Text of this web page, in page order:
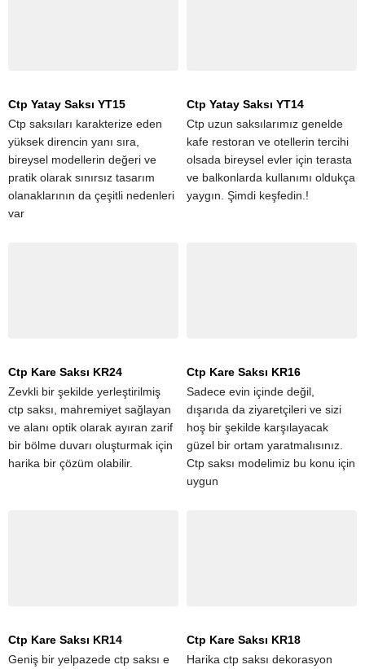
Ctp Yatay Saksı YT15
Ctp saksıları karakterize eden
yüksek direncin yanı sıra,
bireysel modellerin değeri ve
pratik olarak sınırsız tasarım
olanaklarının da çeşitli nedenleri
var
Ctp Yatay Saksı YT14
Ctp uzun saksılarımız genelde
kafe restoran ve otellerin tercihi
olsada bireysel evler için terasta
ve balkonlarda kullanımı oldukça
yaygın. Şimdi keşfedin.!
Ctp Kare Saksı KR24
Zevkli bir şekilde yerleştirilmiş
ctp saksı, mahremiyet sağlayan
ve alanı optik olarak ayıran zarif
bir bölme duvarı oluşturmak için
harika bir çözüm olabilir.
Ctp Kare Saksı KR16
Sadece evin içinde değil,
dışarıda da ziyaretçileri ve sizi
hoş bir şekilde karşılayacak
güzel bir ortam yaratmalısınız.
Ctp saksı modelimiz bu konu için
uygun
Ctp Kare Saksı KR14
Geniş bir yelpazede ctp saksı e
Ctp Kare Saksı KR18
Harika ctp saksı dekorasyon